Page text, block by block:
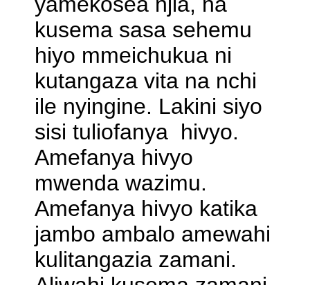
kusema sasa sehemu
hiyo mmeichukua ni
kutangaza vita na nchi
ile nyingine. Lakini siyo
sisi tuliofanya hivyo.
Amefanya hivyo
mwenda wazimu.
Amefanya hivyo katika
jambo ambalo amewahi
kulitangazia zamani.